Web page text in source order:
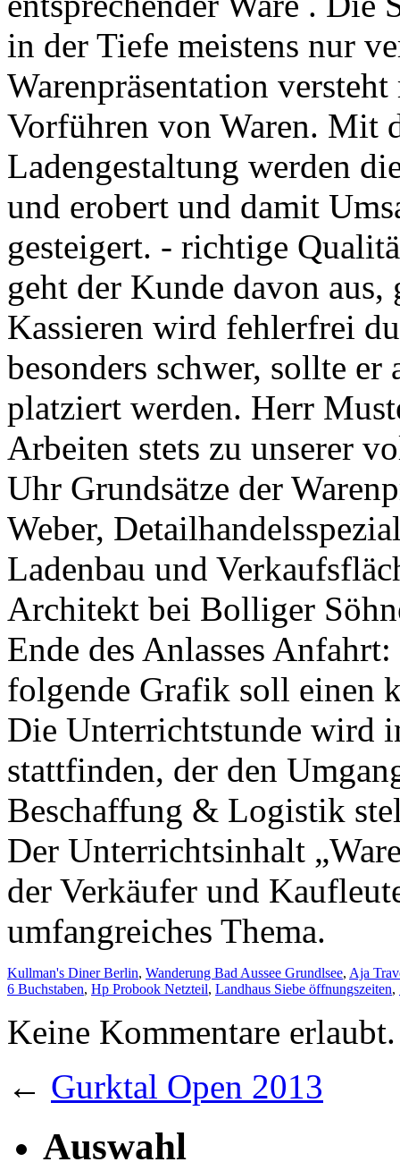
Kullman's Diner Berlin, Wanderung Bad Aussee Grundlsee, Aja
6 Buchstaben, Hp Probook Netzteil, Landhaus Siebe öffnungszeiten,
Keine Kommentare erlaubt.
← Gurktal Open 2013
Auswahl